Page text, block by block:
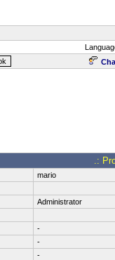
.:
mario
Administrator
-
-
-